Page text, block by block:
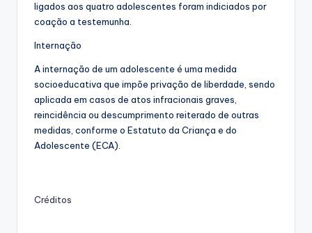
ligados aos quatro adolescentes foram indiciados por
coação a testemunha.
Internação
A internação de um adolescente é uma medida
socioeducativa que impõe privação de liberdade, sendo
aplicada em casos de atos infracionais graves,
reincidência ou descumprimento reiterado de outras
medidas, conforme o Estatuto da Criança e do
Adolescente (ECA).
Créditos